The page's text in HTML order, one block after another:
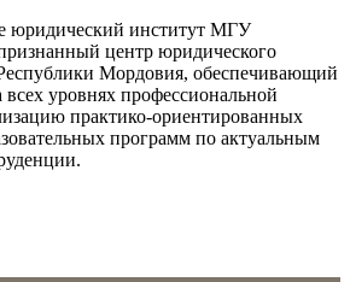
юридический институт МГУ
центр юридического
Мордовия, обеспечивающий
всех уровнях профессиональной
практико-ориентированных
программ по актуальным